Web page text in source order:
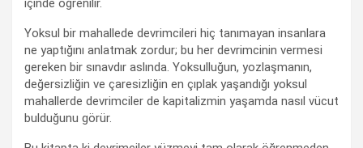
içinde öğrenilir.
Yoksul bir mahallede devrimcileri hiç tanımayan insanlara
ne yaptığını anlatmak zordur; bu her devrimcinin vermesi
gereken bir sınavdır aslında. Yoksulluğun, yozlaşmanın,
değersizliğin ve çaresizliğin en çıplak yaşandığı yoksul
mahallerde devrimciler de kapitalizmin yaşamda nasıl vücut
bulduğunu görür.